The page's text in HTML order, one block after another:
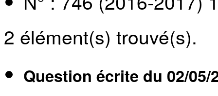
2 élément(s) trouvé(s).
Question écrite du 02/05/